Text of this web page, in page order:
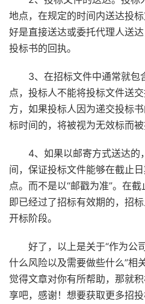
地点，在规定的时间内送达投
好是直接送达或委托代理人送
投标书的回执。
3、在招标文件中通常就包
点，投标人不能将投标文件送
方，如果投标人因为递交投标
标时间的，将被视为无效标而被
4、如果以邮寄方式送达的
间，保证投标文件能够在截止
点。而不是以“邮戳为准”。在截
即已经过了招标有效期的，招
开标阶段。
好了，以上是关于“作为公
什么风险以及需要做些什么”相
觉得文章对你有所帮助，那就
享吧，感谢！想要获取更多招